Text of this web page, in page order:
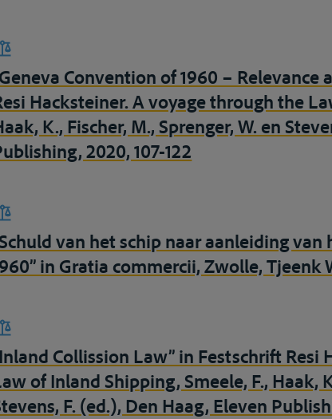
Convention of 1960 –
Hacksteiner. A voyage through the
K., Fischer, M., Sprenger, W. en
2020, 107-122
van het schip naar aanleiding
in Gratia commercii, Zwolle, Tjeenk
Collission Law” in Festschrift
of Inland Shipping, Smeele, F., Haak,
F. (ed.), Den Haag, Eleven